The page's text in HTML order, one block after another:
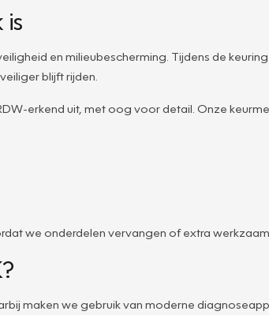
en milieubescherming. Tijdens de
blijft rijden.
erkend uit, met oog voor detail. Onze
we onderdelen vervangen of extra
maken we gebruik van moderne